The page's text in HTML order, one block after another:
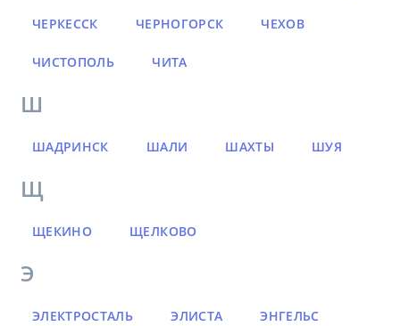
ЧЕРКЕССК ЧЕРНОГОРСК ЧЕХОВ
ЧИСТОПОЛЬ ЧИТА
Ш
ШАДРИНСК ШАЛИ ШАХТЫ ШУЯ
Щ
ЩЕКИНО ЩЕЛКОВО
Э
ЭЛЕКТРОСТАЛЬ ЭЛИСТА ЭНГЕЛЬС